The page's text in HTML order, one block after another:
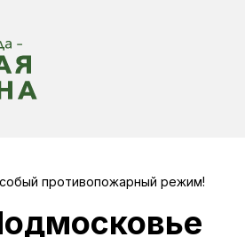
противопожарный режим!